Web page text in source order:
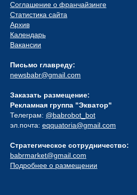
Соглашение о франчайзинге
Статистика сайта
Архив
Календарь
Вакансии
Письмо главреду:
newsbabr@gmail.com
Заказать размещение:
Рекламная группа "Экватор"
Телеграм: @babrobot_bot
эл.почта: eqquatoria@gmail.com
Стратегическое сотрудничество:
babrmarket@gmail.com
Подробнее о размещении